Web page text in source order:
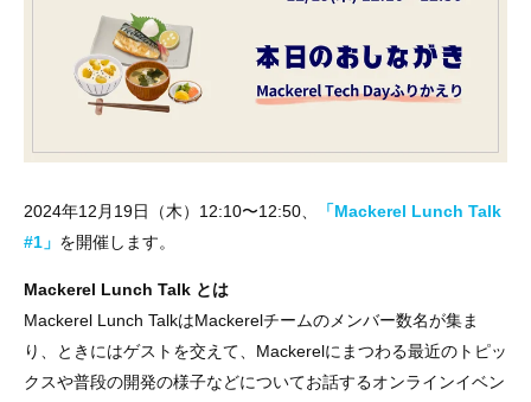
2024年12月19日（木）12:10〜12:50、 「Mackerel Lunch Talk
#1 」 を開催します。
Mackerel Lunch Talk とは
Mackerel Lunch TalkはMackerelチームのメンバー数名が集ま
り、ときにはゲストを交えて、Mackerelにまつわる最近のトピッ
クスや普段の開発の様子などについてお話するオンラインイベン